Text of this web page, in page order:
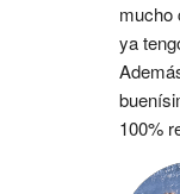
mucho
ya
100%